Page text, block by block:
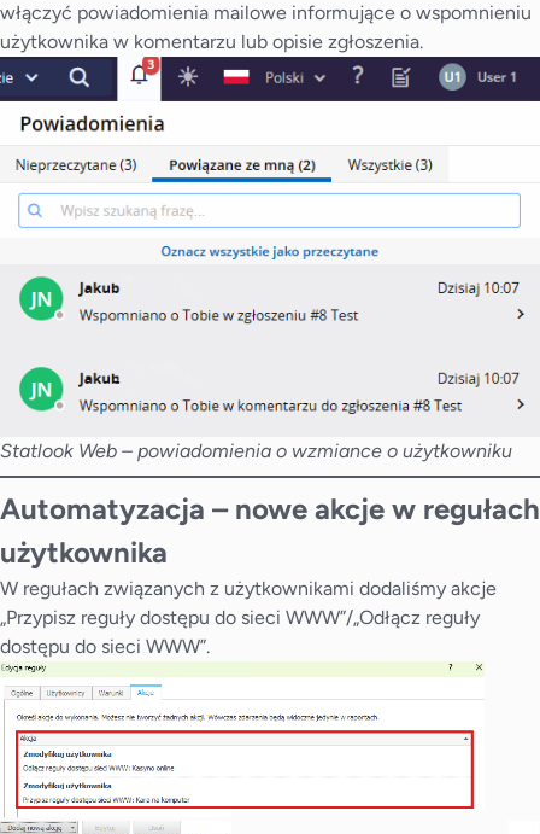
włączyć powiadomienia mailowe informujące o wspomnieniu
użytkownika w komentarzu lub opisie zgłoszenia.
Statlook Web – powiadomienia o wzmiance o użytkowniku
Automatyzacja – nowe akcje w regułach
użytkownika
W regułach związanych z użytkownikami dodaliśmy akcje
„Przypisz reguły dostępu do sieci WWW”/„Odłącz reguły
dostępu do sieci WWW”.